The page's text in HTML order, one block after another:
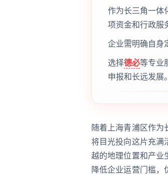
作为长三角一体
项资金和行政服
企业需明确自身
选择德必等专业
申报和长远发展。
随着上海青浦区作为
将目光投向这片充满
越的地理位置和产业
降低企业运营门槛，